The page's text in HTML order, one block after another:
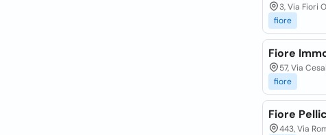
3, Via Fiori
fiore
Fiore
57, Via
fiore
Fiore
443, Via